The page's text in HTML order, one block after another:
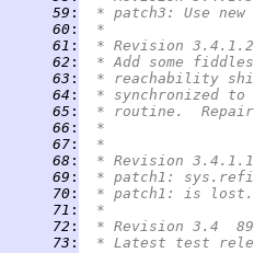
  59
:
* patch3: Use new
  60
:
*
  61
:
* Revision
  62
:
* Add some
  63
:
* reachability
  64
:
* synchronized to
  65
:
* routine.  Repair
  66
:
*
  67
:
*
  68
:
* Revision
  69
:
* patch1:
  70
:
* patch1: is lost.
  71
:
*
  72
:
* Revision 3.4
  73
:
* Latest test